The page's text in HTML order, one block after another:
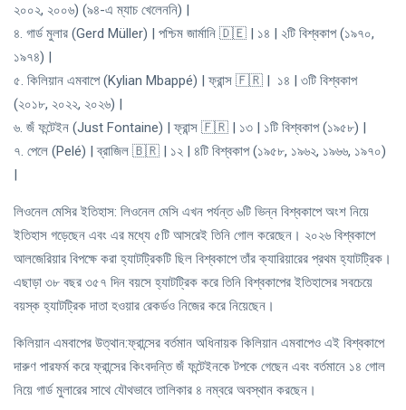
২০০২, ২০০৬) (৯৪-এ ম্যাচ খেলেননি) |
৪. গার্ড মুলার (Gerd Müller) | পশ্চিম জার্মানি 🇩🇪 | ১৪ | ২টি বিশ্বকাপ (১৯৭০,
১৯৭৪) |
৫. কিলিয়ান এমবাপে (Kylian Mbappé) | ফ্রান্স 🇫🇷 | ১৪ | ৩টি বিশ্বকাপ
(২০১৮, ২০২২, ২০২৬) |
৬. জঁ ফন্টেইন (Just Fontaine) | ফ্রান্স 🇫🇷 | ১৩ | ১টি বিশ্বকাপ (১৯৫৮) |
৭. পেলে (Pelé) | ব্রাজিল 🇧🇷 | ১২ | ৪টি বিশ্বকাপ (১৯৫৮, ১৯৬২, ১৯৬৬, ১৯৭০)
|
লিওনেল মেসির ইতিহাস: লিওনেল মেসি এখন পর্যন্ত ৬টি ভিন্ন বিশ্বকাপে অংশ নিয়ে
ইতিহাস গড়েছেন এবং এর মধ্যে ৫টি আসরেই তিনি গোল করেছেন। ২০২৬ বিশ্বকাপে
আলজেরিয়ার বিপক্ষে করা হ্যাটট্রিকটি ছিল বিশ্বকাপে তাঁর ক্যারিয়ারের প্রথম হ্যাটট্রিক।
এছাড়া ৩৮ বছর ৩৫৭ দিন বয়সে হ্যাটট্রিক করে তিনি বিশ্বকাপের ইতিহাসের সবচেয়ে
বয়স্ক হ্যাটট্রিক দাতা হওয়ার রেকর্ডও নিজের করে নিয়েছেন।
কিলিয়ান এমবাপের উত্থান:ফ্রান্সের বর্তমান অধিনায়ক কিলিয়ান এমবাপেও এই বিশ্বকাপে
দারুণ পারফর্ম করে ফ্রান্সের কিংবদন্তি জঁ ফন্টেইনকে টপকে গেছেন এবং বর্তমানে ১৪ গোল
নিয়ে গার্ড মুলারের সাথে যৌথভাবে তালিকার ৪ নম্বরে অবস্থান করছেন।